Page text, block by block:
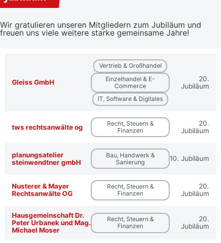
Wir gratulieren unseren Mitgliedern zum Jubiläum und
freuen uns viele weitere starke gemeinsame Jahre!
Gleiss GmbH
Vertrieb & Großhandel
Einzelhandel & E-
Commerce
IT, Software & Digitales
20.
Jubiläum
tws rechtsanwälte og
Recht, Steuern &
Finanzen
20.
Jubiläum
planungsatelier
steinwendtner gmbH
Bau, Handwerk &
Sanierung
10. Jubiläum
Nusterer & Mayer
Rechtsanwälte OG
Recht, Steuern &
Finanzen
20.
Jubiläum
Hausgemeinschaft Dr.
Peter Urbanek und Mag.
Michael Moser
Recht, Steuern &
Finanzen
20.
Jubiläum